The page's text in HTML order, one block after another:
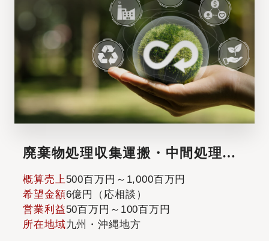
廃棄物処理収集運搬・中間処理業
【専任案件・一般・産業廃棄物許
認可有り】
概算売上 500百万円～1,000百万円
希望金額6億円（応相談）
営業利益50百万円～100百万円
所在地域九州・沖縄地方